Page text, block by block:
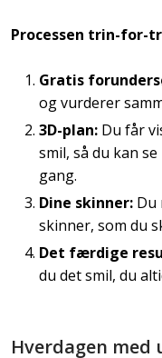
Processen trin-for-
Gratis
og vurderer
3D-plan: Du får
smil, så du kan
gang.
Dine skinner: Du
skinner, som du
Det færdige
du det smil, du
Hverdagen med